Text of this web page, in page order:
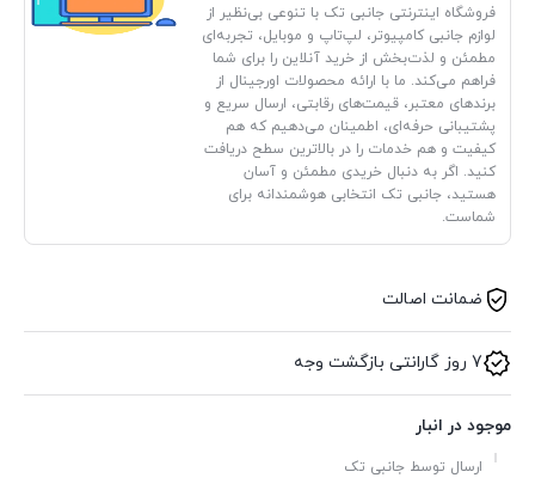
فروشگاه اینترنتی جانبی تک با تنوعی بی‌نظیر از
لوازم جانبی کامپیوتر، لپ‌تاپ و موبایل، تجربه‌ای
مطمئن و لذت‌بخش از خرید آنلاین را برای شما
فراهم می‌کند. ما با ارائه محصولات اورجینال از
برندهای معتبر، قیمت‌های رقابتی، ارسال سریع و
پشتیبانی حرفه‌ای، اطمینان می‌دهیم که هم
کیفیت و هم خدمات را در بالاترین سطح دریافت
کنید. اگر به دنبال خریدی مطمئن و آسان
هستید، جانبی تک انتخابی هوشمندانه برای
شماست.
ضمانت اصالت
7 روز گارانتی بازگشت وجه
موجود در انبار
ارسال توسط جانبی تک